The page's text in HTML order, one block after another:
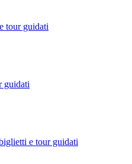
tour guidati
guidati
e tour guidati